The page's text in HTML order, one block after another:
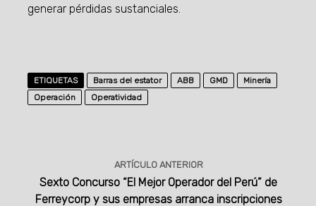
generar pérdidas sustanciales.
ETIQUETAS Barras del estator ABB GMD
Minería
Operación
Operatividad
ARTÍCULO ANTERIOR
Sexto Concurso “El Mejor Operador del Perú” de
Ferreycorp y sus empresas arranca inscripciones